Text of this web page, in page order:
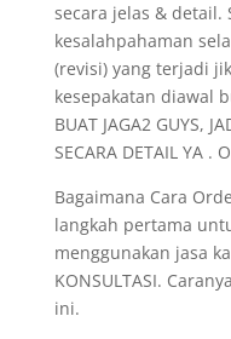
secara jelas & detail.
kesalahpahaman
(revisi) yang terjadi
kesepakatan diawal
BUAT JAGA2 GUYS,
SECARA DETAIL YA .
Bagaimana Cara
langkah pertama
menggunakan jasa
KONSULTASI.
ini.